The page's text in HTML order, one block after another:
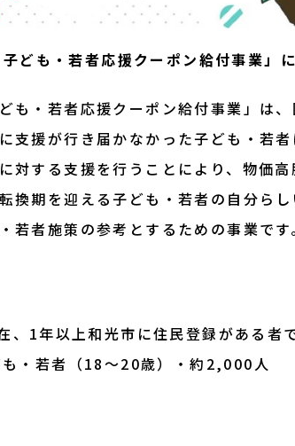
子ども・若者応援クーポン給付事業」
も・若者応援クーポン給付事業」は
支援が行き届かなかった子ども・若
対する支援を行うことにより、物価
換期を迎える子ども・若者の自分ら
若者施策の参考とするための事業です
、1年以上和光市に住民登録がある者
・若者（18～20歳）・約2,000人